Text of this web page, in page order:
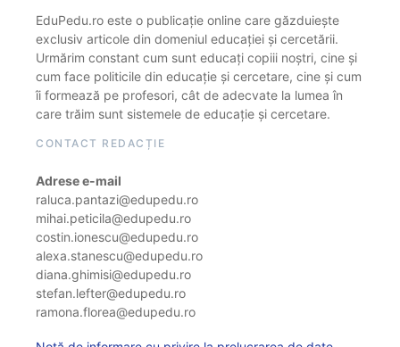
EduPedu.ro este o publicație online care găzduiește
exclusiv articole din domeniul educației și cercetării.
Urmărim constant cum sunt educați copiii noștri, cine și
cum face politicile din educație și cercetare, cine și cum
îi formează pe profesori, cât de adecvate la lumea în
care trăim sunt sistemele de educație și cercetare.
CONTACT REDACȚIE
Adrese e-mail
raluca.pantazi@edupedu.ro
mihai.peticila@edupedu.ro
costin.ionescu@edupedu.ro
alexa.stanescu@edupedu.ro
diana.ghimisi@edupedu.ro
stefan.lefter@edupedu.ro
ramona.florea@edupedu.ro